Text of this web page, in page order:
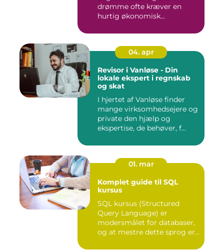
drømme ofte kræver en
hurtig økonomisk
04. apr
Revisor i Vanløse - Din
lokale ekspert i regnskab
og skat
I hjertet af Vanløse finder
mange virksomhedsejere og
private den hjælp og
ekspertise, de behøver, f...
01. mar
Komplet guide til SQL
kursus
SQL kursus (Structured
Query Language) er
modersmålet for databaser,
og at mestre dette sprog er